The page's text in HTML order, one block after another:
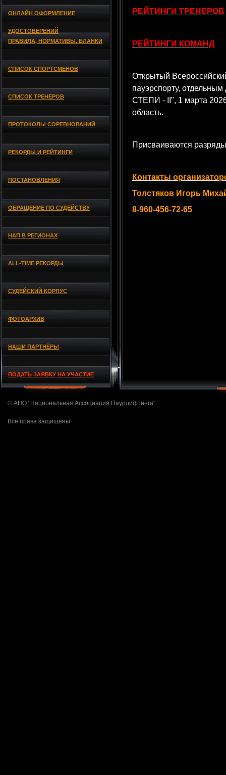
ОНЛАЙН ОФОРМЛЕНИЕ
УДОСТОВЕРЕНИЙ
ПРАВИЛА, НОРМАТИВЫ, БЛАНКИ
СПИСОК СПОРТСМЕНОВ
СПИСОК ТРЕНЕРОВ
ПРОТОКОЛЫ СОРЕВНОВАНИЙ
РЕКОРДЫ И РЕЙТИНГИ
ПОСТАНОВЛЕНИЯ
ОБРАЩЕНИЕ ПО СУДЕЙСТВУ
НАП В РЕГИОНАХ
ALL-TIME РЕКОРДЫ
СУДЕЙСКИЙ КОРПУС
ФОТОАРХИВ
НАШИ ПАРТНЁРЫ
ПОДАТЬ ЗАЯВКУ НА УЧАСТИЕ
РЕЙТИНГИ ТРЕНЕРОВ
РЕЙТИНГИ КОМАНД
Открытый
пауэрспорту,
СТЕПИ - II", 1 марта 2026
область.
Присваиваются
Контакты
Толстяков Игорь
8-960-456-72-65
© АНО "Национальная Ассоциация Паурлифтинга"
Все права защищены